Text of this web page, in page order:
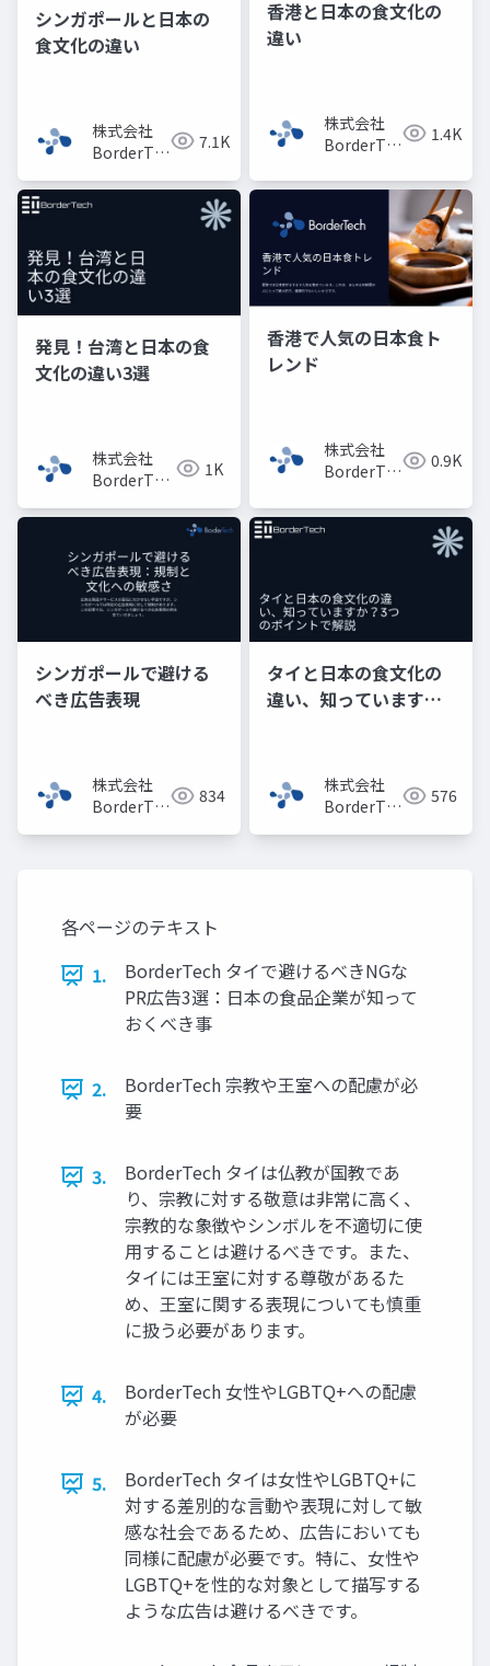
シンガポールと日本の
食文化の違い
株式会社
BorderTech（ボ
ク）
7.1K
香港と日本の食文化の
違い
株式会社
BorderTech（ボ
ク）
1.4K
発見！台湾と日本の食
文化の違い3選
株式会社
BorderTech（ボ
ク）
1K
香港で人気の日本食ト
レンド
株式会社
BorderTech（ボ
ク）
0.9K
シンガポールで避ける
べき広告表現
株式会社
BorderTech（ボ834
タイと日本の食文化の
違い、知っています
株式会社
BorderTech（ボ576
各ページのテキスト
1.
BorderTech タイで避けるべきNGな
PR広告3選：日本の食品企業が知って
おくべき事
2.
BorderTech 宗教や王室への配慮が必
要
3.
BorderTech タイは仏教が国教であ
り、宗教に対する敬意は非常に高く、
宗教的な象徴やシンボルを不適切に使
用することは避けるべきです。また、
タイには王室に対する尊敬があるた
め、王室に関する表現についても慎重
に扱う必要があります。
4.
BorderTech 女性やLGBTQ+への配慮
が必要
5.
BorderTech タイは女性やLGBTQ+に
対する差別的な言動や表現に対して敏
感な社会であるため、広告においても
同様に配慮が必要です。特に、女性や
LGBTQ+を性的な対象として描写する
ような広告は避けるべきです。